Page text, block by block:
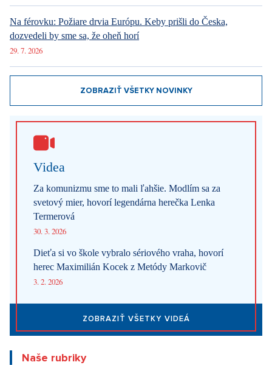
Na férovku: Požiare drvia Európu. Keby prišli do Česka,
dozvedeli by sme sa, že oheň horí
29. 7. 2026
ZOBRAZIŤ VŠETKY NOVINKY
Videa
Za komunizmu sme to mali ľahšie. Modlím sa za
svetový mier, hovorí legendárna herečka Lenka
Termerová
30. 3. 2026
Dieťa si vo škole vybralo sériového vraha, hovorí
herec Maximilián Kocek z Metódy Markovič
3. 2. 2026
ZOBRAZIŤ VŠETKY VIDEÁ
Naše rubriky